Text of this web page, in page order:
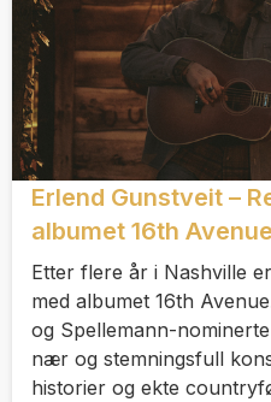
Erlend Gunstveit –
albumet 16th Avenue
Etter flere år i Nashville
med albumet 16th
og Spellemann-
nær og stemningsfull
historier og ekte